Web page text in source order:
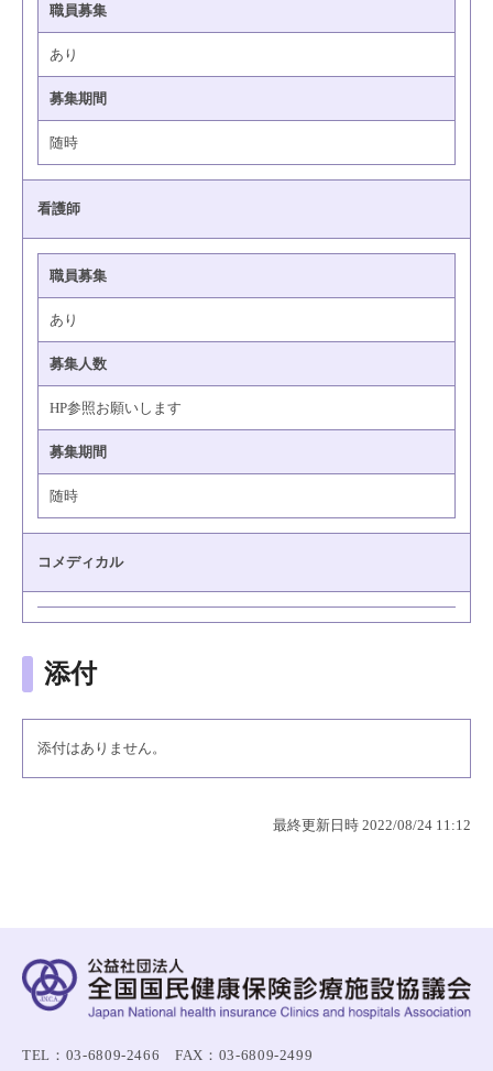
職員募集
あり
募集期間
随時
看護師
職員募集
あり
募集人数
HP参照お願いします
募集期間
随時
コメディカル
添付
添付はありません。
最終更新日時 2022/08/24 11:12
TEL：03-6809-2466 FAX：03-6809-2499